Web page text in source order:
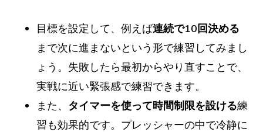
目標を設定して、例えば連続で10回決める
まで次に進まないという形で練習してみまし
ょう。失敗したら最初からやり直すことで、
実戦に近い緊張感で練習できます。
また、 タイマーを使って時間制限を設ける練
習も効果的です。プレッシャーの中で冷静に